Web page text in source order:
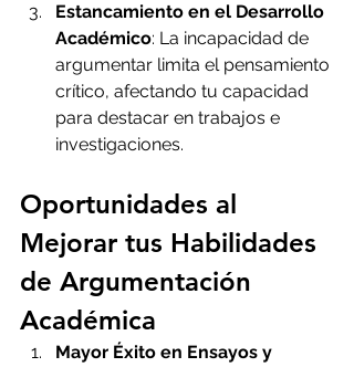
Estancamiento en el Desarrollo
Académico: La incapacidad de
argumentar limita el pensamiento
crítico, afectando tu capacidad
para destacar en trabajos e
investigaciones.
Oportunidades al
Mejorar tus Habilidades
de Argumentación
Académica
Mayor Éxito en Ensayos y